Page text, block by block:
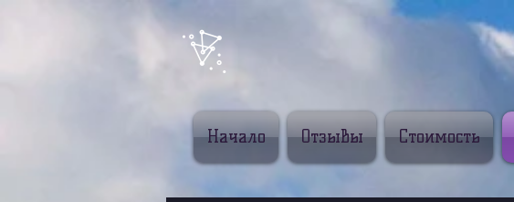
Начало Отзывы Стоимость